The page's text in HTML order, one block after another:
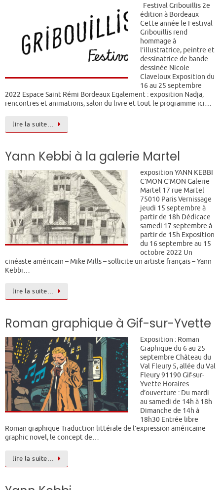
Festival Gribouillis 2e
édition à Bordeaux
Cette année le Festival
Gribouillis rend
hommage à
l’illustratrice, peintre et
dessinatrice de bande
dessinée Nicole
Claveloux Exposition du
16 au 25 septembre
2022 Espace Saint Rémi Bordeaux Egalement : exposition Nadja,
rencontres et animations, salon du livre et tout le programme ici…
lire la suite…
Yann Kebbi à la galerie Martel
exposition YANN KEBBI
C’MON C’MON Galerie
Martel 17 rue Martel
75010 Paris Vernissage
jeudi 15 septembre à
partir de 18h Dédicace
samedi 17 septembre à
partir de 15h Exposition
du 16 septembre au 15
octobre 2022 Un
cinéaste américain – Mike Mills – sollicite un artiste français – Yann
Kebbi…
lire la suite…
Roman graphique à Gif-sur-Yvette
Exposition : Roman
Graphique du 6 au 25
septembre Château du
Val Fleury 5, allée du Val
Fleury 91190 Gif-sur-
Yvette Horaires
d’ouverture : Du mardi
au samedi de 14h à 18h
Dimanche de 14h à
18h30 Entrée libre
Roman graphique Traduction littérale de l’expression américaine
graphic novel, le concept de…
lire la suite…